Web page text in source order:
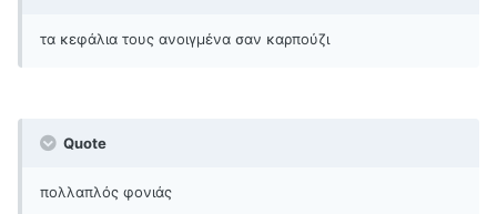
τα κεφάλια τους ανοιγμένα σαν καρπούζι
Quote
πολλαπλός φονιάς